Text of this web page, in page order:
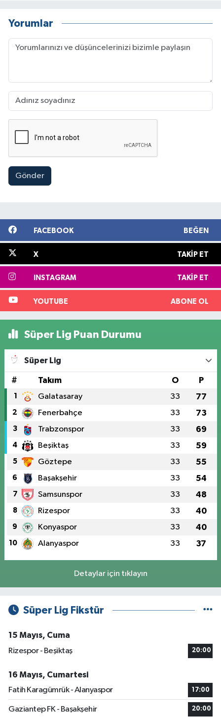
Yorumlar
Gönder
FACEBOOK BEĞEN
X TAKIP ET
INSTAGRAM TAKIP ET
YOUTUBE ABONE OL
Süper Lig Puan Durumu
Süper Lig
# Takım O P
1 Galatasaray 33 77
2 Fenerbahçe 33 73
3 Trabzonspor 33 69
4 Beşiktaş 33 59
5 Göztepe 33 55
6 Başakşehir 33 54
7 Samsunspor 33 48
8 Rizespor 33 40
9 Konyaspor 33 40
10 Alanyaspor 33 37
Detaylar için tıklayın
Süper Lig Fikstür
15 Mayıs, Cuma
Rizespor - Beşiktaş
20:00
16 Mayıs, Cumartesi
Fatih Karagümrük - Alanyaspor
17:00
Gaziantep FK - Başakşehir 20:00